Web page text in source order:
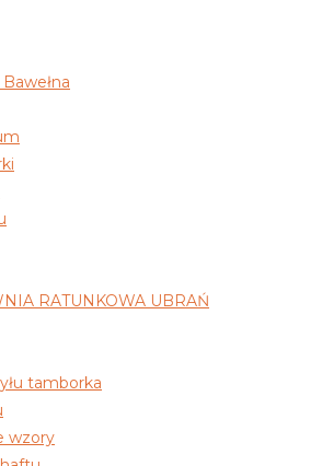
RATUNKOWA UBRAŃ
tamborka
wzory